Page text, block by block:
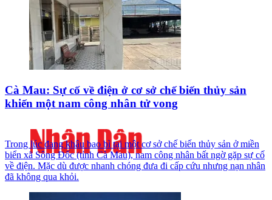
Cà Mau: Sự cố về điện ở cơ sở chế biến thủy sản
khiến một nam công nhân tử vong
Trong lúc đang khâu bao bì tại một cơ sở chế biến thủy sản ở miền
biển xã Sông Đốc (tỉnh Cà Mau), nam công nhân bất ngờ gặp sự cố
về điện. Mặc dù được nhanh chóng đưa đi cấp cứu nhưng nạn nhân
đã không qua khỏi.